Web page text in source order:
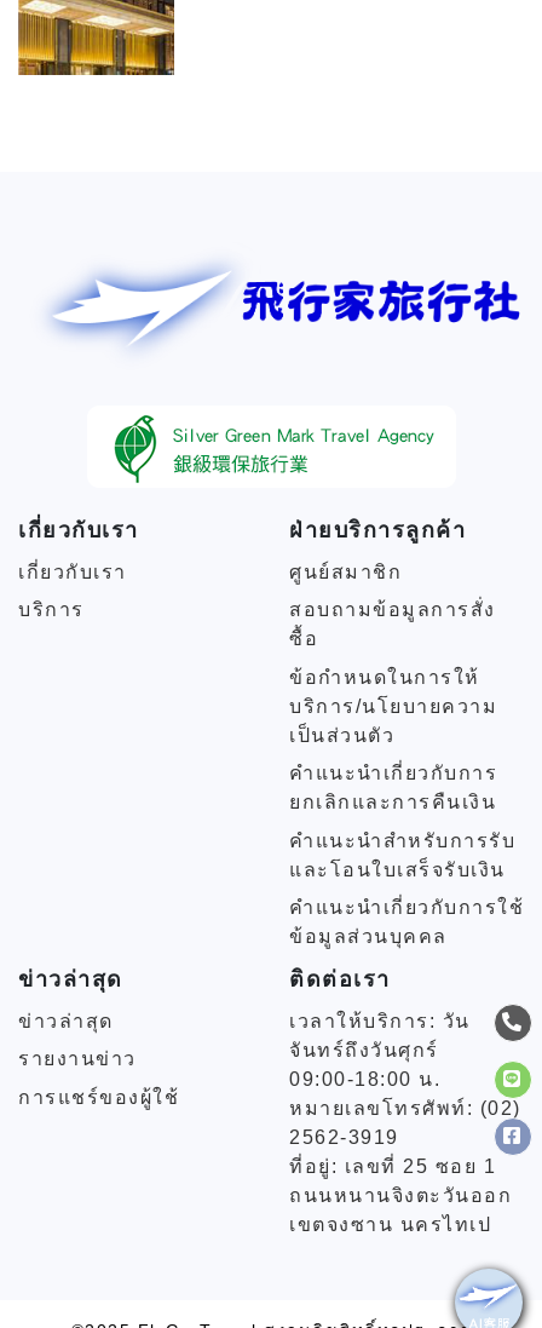
เกี่ยวกับเรา
เกี่ยวกับเรา
บริการ
ฝ่ายบริการลูกค้า
ศูนย์สมาชิก
สอบถามข้อมูลการสั่ง
ซื้อ
ข้อกำหนดในการให้
บริการ/นโยบายความ
เป็นส่วนตัว
คำแนะนำเกี่ยวกับการ
ยกเลิกและการคืนเงิน
คำแนะนำสำหรับการรับ
และโอนใบเสร็จรับเงิน
คำแนะนำเกี่ยวกับการใช้
ข้อมูลส่วนบุคคล
ข่าวล่าสุด
ข่าวล่าสุด
รายงานข่าว
การแชร์ของผู้ใช้
ติดต่อเรา
เวลาให้บริการ: วัน
จันทร์ถึงวันศุกร์
09:00-18:00 น.
หมายเลขโทรศัพท์: (02)
2562-3919
ที่อยู่: เลขที่ 25 ซอย 1
ถนนหนานจิงตะวันออก
เขตจงซาน นครไทเป